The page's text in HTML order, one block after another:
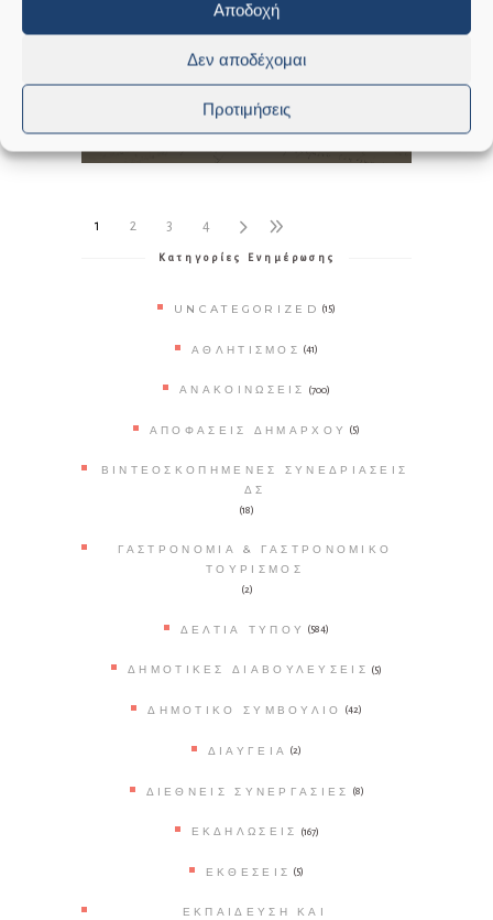
Αποδοχή
Δεν αποδέχομαι
Προτιμήσεις
ΤΙΜΗΤΙΚΗ ΕΚΔΗΛΩΣΗ-
ΕΚΘΕΣΗ ΤΕΚΜΗΡΙΩΝ ΚΑΙ
ΕΚΔΟΣΕΩΝ
1 2 3 4
Κατηγορίες Ενημέρωσης
UNCATEGORIZED (15)
ΑΘΛΗΤΙΣΜΌΣ (41)
ΑΝΑΚΟΙΝΏΣΕΙΣ (700)
ΑΠΟΦΆΣΕΙΣ ΔΗΜΆΡΧΟΥ (5)
ΒΙΝΤΕΟΣΚΟΠΗΜΈΝΕΣ ΣΥΝΕΔΡΙΆΣΕΙΣ
ΔΣ
(18)
ΓΑΣΤΡΟΝΟΜΊΑ & ΓΑΣΤΡΟΝΟΜΙΚΌ
ΤΟΥΡΙΣΜΌΣ
(2)
ΔΕΛΤΊΑ ΤΎΠΟΥ (584)
ΔΗΜΟΤΙΚΈΣ ΔΙΑΒΟΥΛΕΎΣΕΙΣ (5)
ΔΗΜΟΤΙΚΌ ΣΥΜΒΟΎΛΙΟ (42)
ΔΙΑΎΓΕΙΑ (2)
ΔΙΕΘΝΕΊΣ ΣΥΝΕΡΓΑΣΊΕΣ (8)
ΕΚΔΗΛΏΣΕΙΣ (167)
ΕΚΘΈΣΕΙΣ (5)
ΕΚΠΑΊΔΕΥΣΗ ΚΑΙ